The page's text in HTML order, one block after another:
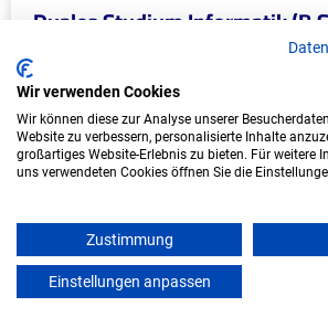
Duales Studium Informatik
virtuellen Campus - IFIS-FR
IFIS-FR GmbH
In Kooperation mit IU Duales Studium
(Internationale Hochschule)
Start: Oktober 2026
Freie Plätze: 1
Wir verwenden Cookies
Wir können diese zur Analyse unserer
Website zu verbessern, personalisierte Inhalte
großartiges Website-Erlebnis zu bieten. Für weitere
uns verwendeten Cookies öffnen Sie die
Zustimmung
Einstellungen anpassen